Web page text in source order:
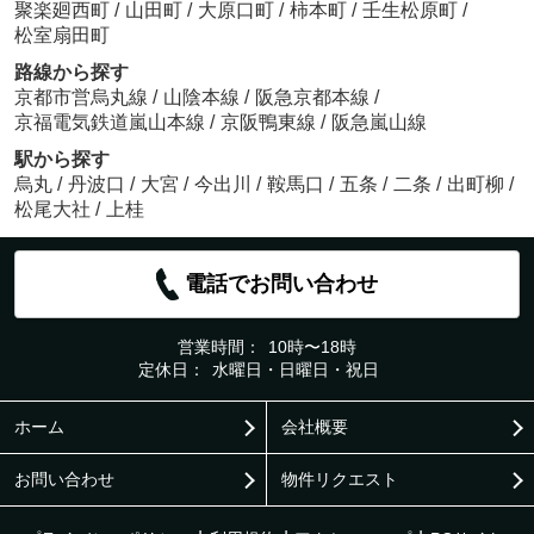
聚楽廻西町 / 山田町 / 大原口町 / 柿本町 / 壬生松原町 /
松室扇田町
路線から探す
京都市営烏丸線 / 山陰本線 / 阪急京都本線 /
京福電気鉄道嵐山本線 / 京阪鴨東線 / 阪急嵐山線
駅から探す
烏丸 / 丹波口 / 大宮 / 今出川 / 鞍馬口 / 五条 / 二条 / 出町柳 /
松尾大社 / 上桂
電話でお問い合わせ
営業時間：
10時〜18時
定休日：
水曜日・日曜日・祝日
ホーム 会社概要
お問い合わせ 物件リクエスト